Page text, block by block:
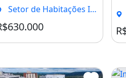
Setor de Habitações Individuais Norte, Brasília - DF
Condomínio R$750